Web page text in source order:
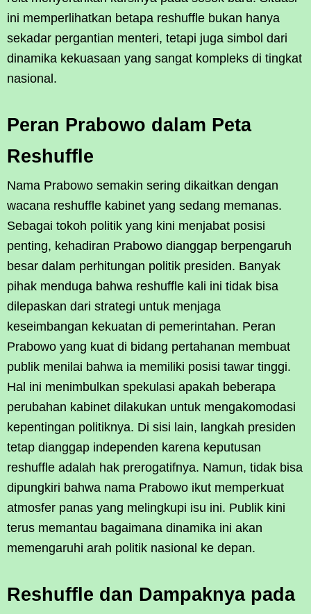
ini memperlihatkan betapa reshuffle bukan hanya
sekadar pergantian menteri, tetapi juga simbol dari
dinamika kekuasaan yang sangat kompleks di tingkat
nasional.
Peran Prabowo dalam Peta
Reshuffle
Nama Prabowo semakin sering dikaitkan dengan
wacana reshuffle kabinet yang sedang memanas.
Sebagai tokoh politik yang kini menjabat posisi
penting, kehadiran Prabowo dianggap berpengaruh
besar dalam perhitungan politik presiden. Banyak
pihak menduga bahwa reshuffle kali ini tidak bisa
dilepaskan dari strategi untuk menjaga
keseimbangan kekuatan di pemerintahan. Peran
Prabowo yang kuat di bidang pertahanan membuat
publik menilai bahwa ia memiliki posisi tawar tinggi.
Hal ini menimbulkan spekulasi apakah beberapa
perubahan kabinet dilakukan untuk mengakomodasi
kepentingan politiknya. Di sisi lain, langkah presiden
tetap dianggap independen karena keputusan
reshuffle adalah hak prerogatifnya. Namun, tidak bisa
dipungkiri bahwa nama Prabowo ikut memperkuat
atmosfer panas yang melingkupi isu ini. Publik kini
terus memantau bagaimana dinamika ini akan
memengaruhi arah politik nasional ke depan.
Reshuffle dan Dampaknya pada